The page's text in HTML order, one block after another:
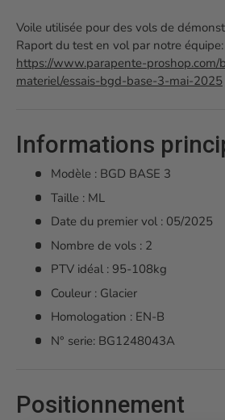
Voile utilisée pour des vols de
Raport du test en vol par notre équipe:
https://www.parapente-proshop.com/
materiel/essais-bgd-base-3-mai-2025
Informations
Modèle : BGD BASE 3
Taille : ML
Date du premier vol : 05/2025
Nombre de vols : 2
PTV idéal : 95-108kg
Couleur : Glacier
Homologation : EN-B
N° serie: BG1248043A
Positionnement